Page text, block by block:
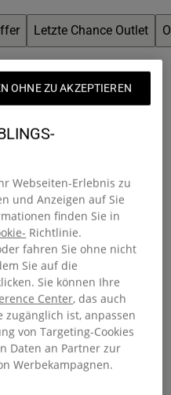
Letzte Chance Outlet
sich lohnen
zeitloses Design und
günstigen
oder die
die mit dir
bis hin zu schlichten
gepolsterten Trägern,
und der typischen
funktional und gemacht
Preis.
Gepäck
Reisebegleiter? In
Handgepäck-Trolleys,
Hartschalenkoffer –
Webseiten-Erlebnis zu
und Anzeigen auf Sie
finden Sie in
Richtlinie.
fahren Sie ohne nicht
Sie auf die
Sie können Ihre
Center, das auch
zugänglich ist, anpassen
von Targeting-Cookies
Daten an Partner zur
Werbekampagnen.
OHNE ZU AKZEPTIEREN